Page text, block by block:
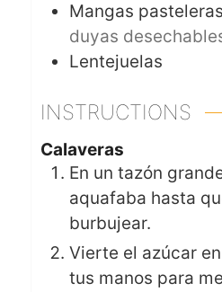
Mangas
duyas
Lentejuelas
INSTRUCTIONS
Calaveras
En un tazón
aquafaba hasta
burbujear.
Vierte el azúcar
tus manos para